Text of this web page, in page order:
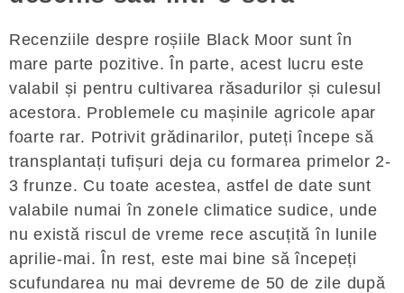
Recenziile despre roșiile Black Moor sunt în
mare parte pozitive. În parte, acest lucru este
valabil și pentru cultivarea răsadurilor și culesul
acestora. Problemele cu mașinile agricole apar
foarte rar. Potrivit grădinarilor, puteți începe să
transplantați tufișuri deja cu formarea primelor 2-
3 frunze. Cu toate acestea, astfel de date sunt
valabile numai în zonele climatice sudice, unde
nu există riscul de vreme rece ascuțită în lunile
aprilie-mai. În rest, este mai bine să începeți
scufundarea nu mai devreme de 50 de zile după